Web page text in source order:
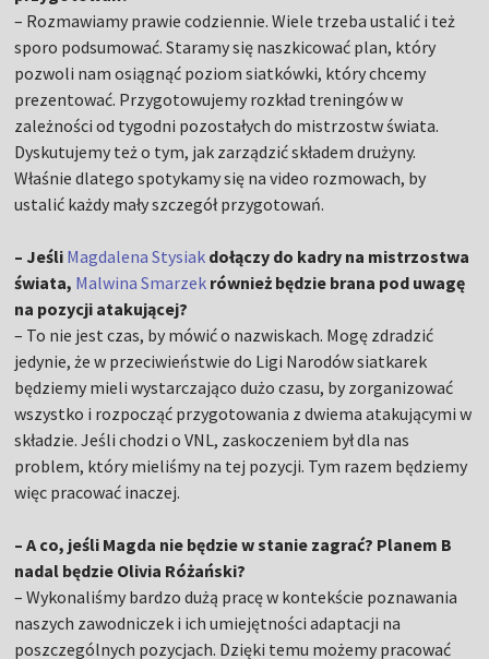
– Rozmawiamy prawie codziennie. Wiele trzeba ustalić i też
sporo podsumować. Staramy się naszkicować plan, który
pozwoli nam osiągnąć poziom siatkówki, który chcemy
prezentować. Przygotowujemy rozkład treningów w
zależności od tygodni pozostałych do mistrzostw świata.
Dyskutujemy też o tym, jak zarządzić składem drużyny.
Właśnie dlatego spotykamy się na video rozmowach, by
ustalić każdy mały szczegół przygotowań.
– Jeśli Magdalena Stysiak dołączy do kadry na mistrzostwa
świata, Malwina Smarzek również będzie brana pod uwagę
na pozycji atakującej?
– To nie jest czas, by mówić o nazwiskach. Mogę zdradzić
jedynie, że w przeciwieństwie do Ligi Narodów siatkarek
będziemy mieli wystarczająco dużo czasu, by zorganizować
wszystko i rozpocząć przygotowania z dwiema atakującymi w
składzie. Jeśli chodzi o VNL, zaskoczeniem był dla nas
problem, który mieliśmy na tej pozycji. Tym razem będziemy
więc pracować inaczej.
– A co, jeśli Magda nie będzie w stanie zagrać? Planem B
nadal będzie Olivia Różański?
– Wykonaliśmy bardzo dużą pracę w kontekście poznawania
naszych zawodniczek i ich umiejętności adaptacji na
poszczególnych pozycjach. Dzięki temu możemy pracować